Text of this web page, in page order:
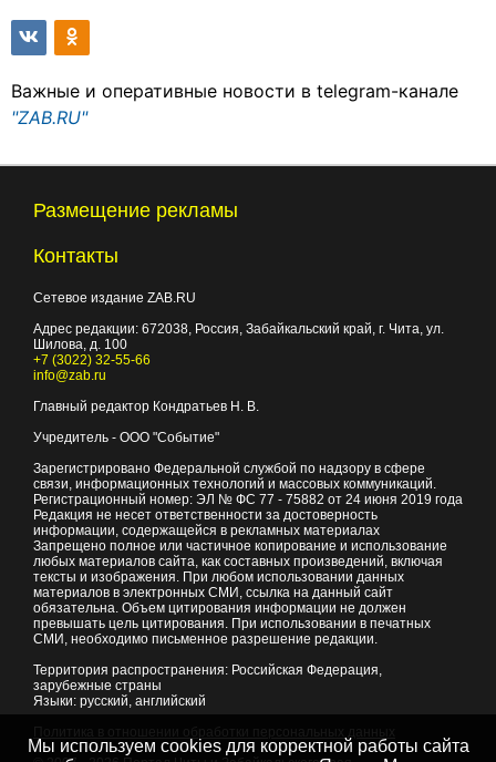
Важные и оперативные новости в telegram-канале
"ZAB.RU"
Размещение рекламы
Контакты
Сетевое издание ZAB.RU
Адрес редакции: 672038, Россия, Забайкальский край, г. Чита, ул.
Шилова, д. 100
+7 (3022) 32-55-66
info@zab.ru
Главный редактор Кондратьев Н. В.
Учредитель - ООО "Событие"
Зарегистрировано Федеральной службой по надзору в сфере
связи, информационных технологий и массовых коммуникаций.
Регистрационный номер: ЭЛ № ФС 77 - 75882 от 24 июня 2019 года
Редакция не несет ответственности за достоверность
информации, содержащейся в рекламных материалах
Запрещено полное или частичное копирование и использование
любых материалов сайта, как составных произведений, включая
тексты и изображения. При любом использовании данных
материалов в электронных СМИ, ссылка на данный сайт
обязательна. Объем цитирования информации не должен
превышать цель цитирования. При использовании в печатных
СМИ, необходимо письменное разрешение редакции.
Территория распространения: Российская Федерация,
зарубежные страны
Языки: русский, английский
Мы используем cookies для корректной работы сайта